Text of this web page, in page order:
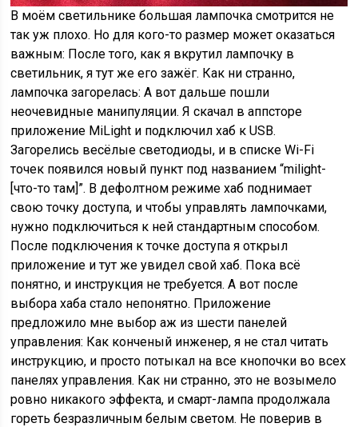
В моём светильнике большая лампочка смотрится не
так уж плохо. Но для кого-то размер может оказаться
важным: После того, как я вкрутил лампочку в
светильник, я тут же его зажёг. Как ни странно,
лампочка загорелась: А вот дальше пошли
неочевидные манипуляции. Я скачал в аппсторе
приложение MiLight и подключил хаб к USB.
Загорелись весёлые светодиоды, и в списке Wi-Fi
точек появился новый пункт под названием “milight-
[что-то там]”. В дефолтном режиме хаб поднимает
свою точку доступа, и чтобы управлять лампочками,
нужно подключиться к ней стандартным способом.
После подключения к точке доступа я открыл
приложение и тут же увидел свой хаб. Пока всё
понятно, и инструкция не требуется. А вот после
выбора хаба стало непонятно. Приложение
предложило мне выбор аж из шести панелей
управления: Как конченый инженер, я не стал читать
инструкцию, и просто потыкал на все кнопочки во всех
панелях управления. Как ни странно, это не возымело
ровно никакого эффекта, и смарт-лампа продолжала
гореть безразличным белым светом. Не поверив в